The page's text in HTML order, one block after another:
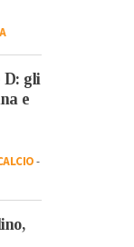
D: gli
e
-